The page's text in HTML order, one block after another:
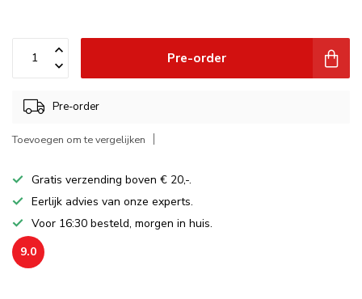
Pre-order
Pre-order
Toevoegen om te vergelijken
Gratis verzending boven € 20,-.
Eerlijk advies van onze experts.
Voor 16:30 besteld, morgen in huis.
9.0